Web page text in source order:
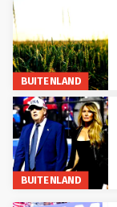
BUITENLAND
BUITENLAND